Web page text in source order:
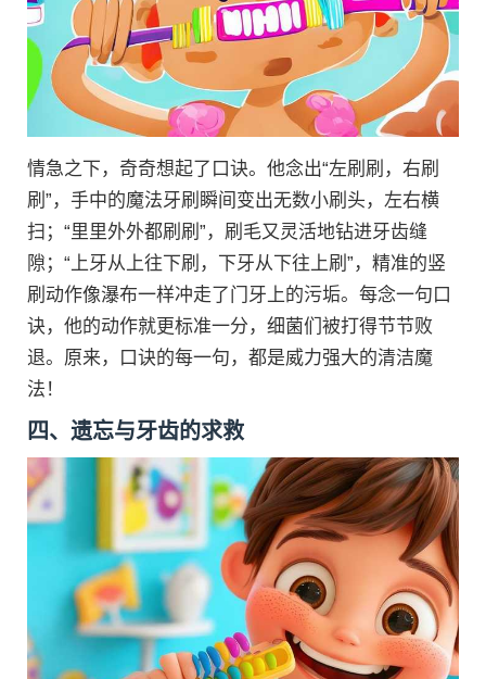
情急之下，奇奇想起了口诀。他念出“左刷刷，右刷
刷”，手中的魔法牙刷瞬间变出无数小刷头，左右横
扫；“里里外外都刷刷”，刷毛又灵活地钻进牙齿缝
隙；“上牙从上往下刷，下牙从下往上刷”，精准的竖
刷动作像瀑布一样冲走了门牙上的污垢。每念一句口
诀，他的动作就更标准一分，细菌们被打得节节败
退。原来，口诀的每一句，都是威力强大的清洁魔
法！
四、遗忘与牙齿的求救